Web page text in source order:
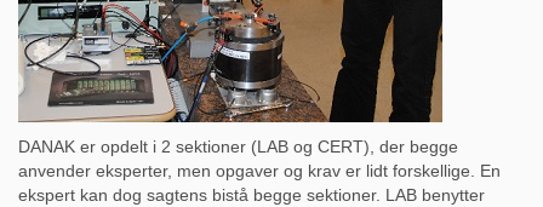
DANAK er opdelt i 2 sektioner (LAB og CERT), der begge
anvender eksperter, men opgaver og krav er lidt forskellige. En
ekspert kan dog sagtens bistå begge sektioner. LAB benytter